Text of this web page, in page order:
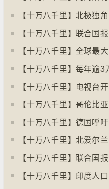
【十万八千里】电视台
【十万八千里】哥伦比
【十万八千里】印度人